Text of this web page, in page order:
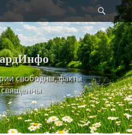
свободны, факты
священны